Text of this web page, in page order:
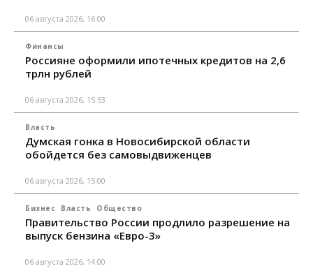
06 августа 2026, 16:00
Финансы
Россияне оформили ипотечных кредитов на 2,6
трлн рублей
06 августа 2026, 15:53
Власть
Думская гонка в Новосибирской области
обойдется без самовыдвиженцев
06 августа 2026, 15:00
Бизнес Власть Общество
Правительство России продлило разрешение на
выпуск бензина «Евро-3»
06 августа 2026, 14:00